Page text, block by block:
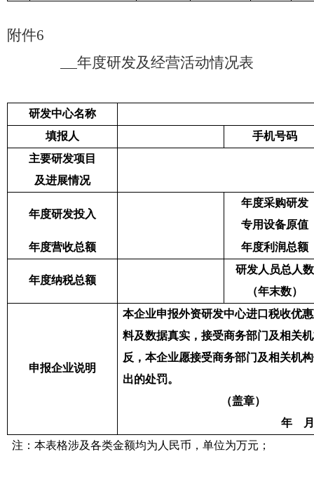
附件6
年度研发及经营活动情况表
研发中心名称
填报人
手机号码
主要研发项目
及进展情况
年度研发投入
年度采购研发
专用设备原值
年度营收总额
年度利润总额
年度纳税总额
研发人员总人数
（年末数）
申报企业说明
本企业申报外资研发中心进口税收优惠
料及数据真实，接受商务部门及相关
反，本企业愿接受商务部门 及相关机构
出的处罚。
（盖章）
年
月
注：本表格涉及各类金额均为人民币，单位为万元；